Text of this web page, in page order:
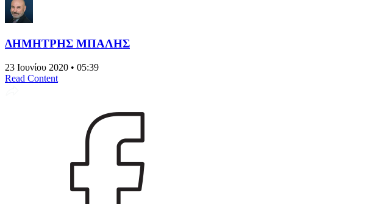
ΔΗΜΗΤΡΗΣ ΜΠΑΛΗΣ
23 Ιουνίου 2020 • 05:39
Read Content